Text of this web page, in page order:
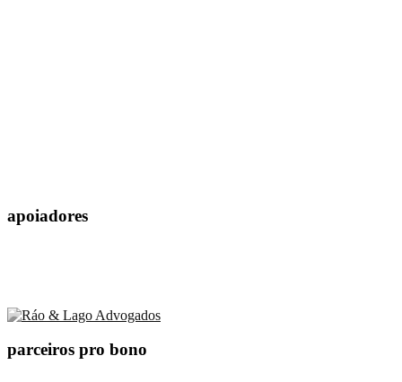
apoiadores
parceiros pro bono